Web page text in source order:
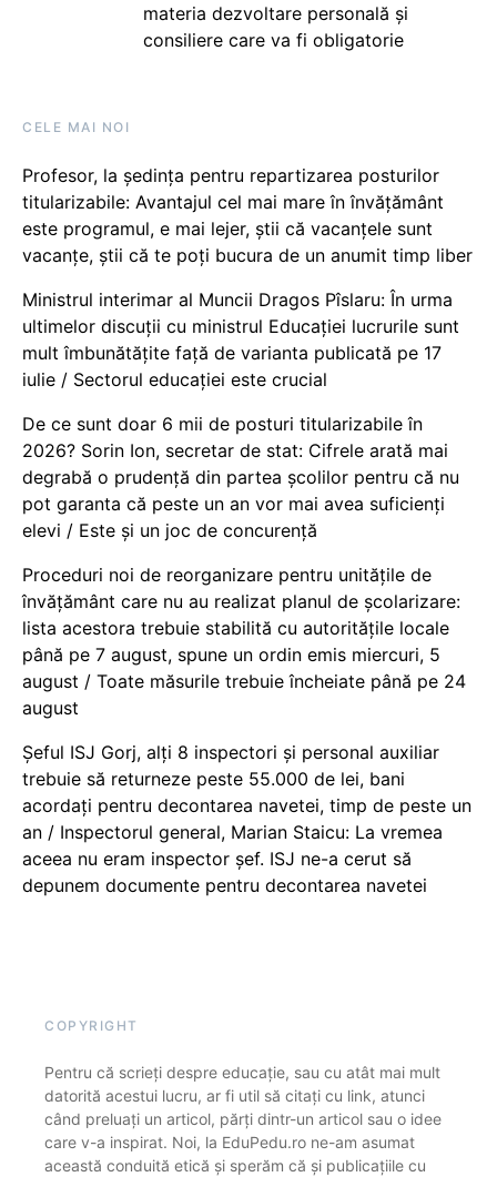
materia dezvoltare personală și
consiliere care va fi obligatorie
CELE MAI NOI
Profesor, la ședința pentru repartizarea posturilor
titularizabile: Avantajul cel mai mare în învățământ
este programul, e mai lejer, știi că vacanțele sunt
vacanţe, știi că te poți bucura de un anumit timp liber
Ministrul interimar al Muncii Dragos Pîslaru: În urma
ultimelor discuții cu ministrul Educației lucrurile sunt
mult îmbunătățite față de varianta publicată pe 17
iulie / Sectorul educației este crucial
De ce sunt doar 6 mii de posturi titularizabile în
2026? Sorin Ion, secretar de stat: Cifrele arată mai
degrabă o prudență din partea școlilor pentru că nu
pot garanta că peste un an vor mai avea suficienți
elevi / Este și un joc de concurență
Proceduri noi de reorganizare pentru unitățile de
învățământ care nu au realizat planul de școlarizare:
lista acestora trebuie stabilită cu autoritățile locale
până pe 7 august, spune un ordin emis miercuri, 5
august / Toate măsurile trebuie încheiate până pe 24
august
Șeful ISJ Gorj, alți 8 inspectori și personal auxiliar
trebuie să returneze peste 55.000 de lei, bani
acordați pentru decontarea navetei, timp de peste un
an / Inspectorul general, Marian Staicu: La vremea
aceea nu eram inspector șef. ISJ ne-a cerut să
depunem documente pentru decontarea navetei
COPYRIGHT
Pentru că scrieți despre educație, sau cu atât mai mult
datorită acestui lucru, ar fi util să citați cu link, atunci
când preluați un articol, părți dintr-un articol sau o idee
care v-a inspirat. Noi, la EduPedu.ro ne-am asumat
această conduită etică și sperăm că și publicațiile cu